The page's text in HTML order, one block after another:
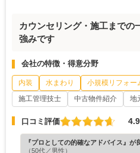
カウンセリング・施工までの
強みです
会社の特徴・得意分野
内装 水まわり 小規模リフォー
施工管理技士
中古物件紹介 地
口コミ評価 4.9
『プロとしての的確なアドバイス』が
（50代／男性）